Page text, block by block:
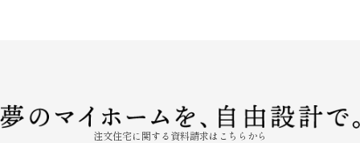
注文住宅に関する資料請求はこちらから